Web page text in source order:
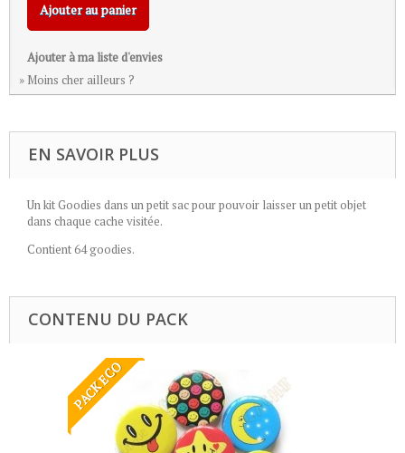
Ajouter au panier
Ajouter à ma liste d'envies
» Moins cher ailleurs ?
EN SAVOIR PLUS
Un kit Goodies dans un petit sac pour pouvoir laisser un petit objet
dans chaque cache visitée.
Contient 64 goodies.
CONTENU DU PACK
PACK ECO